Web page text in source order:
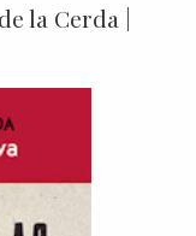
la Cerda |